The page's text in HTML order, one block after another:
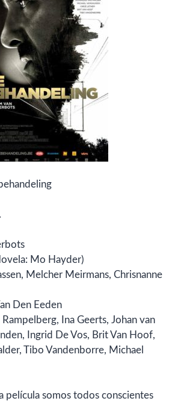
Mo Hayder)
Melcher Meirmans, Chrisnanne
Den Eeden
Rampelberg, Ina Geerts, Johan van
Ingrid De Vos, Brit Van Hoof,
Tibo Vandenborre, Michael
película somos todos conscientes